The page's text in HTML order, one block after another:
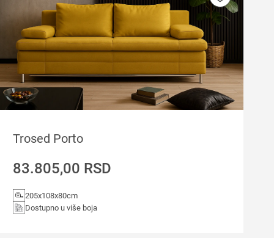
Trosed Porto
83.805,00 RSD
205x108x80cm
Dostupno u više boja